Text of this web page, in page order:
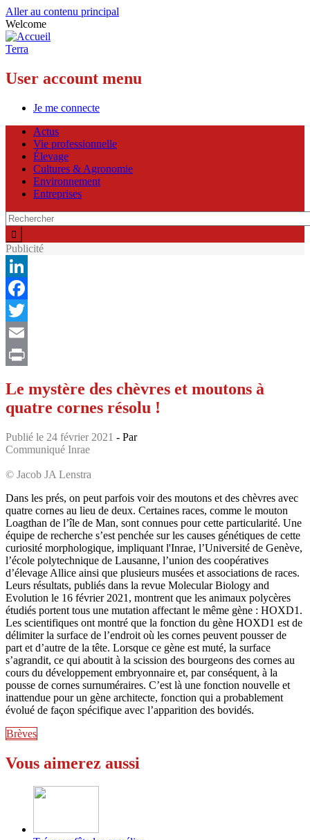
Aller au contenu principal
Welcome
Terra
User account menu
Je me connecte
Actus
Vie professionnelle
Élevage
Cultures & Agronomie
Environnement
Entreprises
Publicité
LinkedIn
Facebook
Twitter
Email
Le mystère des chèvres et moutons à
quatre cornes résolu !
Publié le 24 février 2021 - Par
Communiqué Inrae
© Jacob JA Lenstra
Dans les prés, on peut parfois voir des moutons et des chèvres avec
quatre cornes au lieu de deux. Certaines races, comme le mouton
Loagthan de l’île de Man, sont connues pour cette particularité. Une
équipe de recherche s’est penchée sur les causes génétiques de cette
curiosité morphologique, impliquant l'Inrae, l’Université de Genève,
l’école polytechnique de Lausanne, l’union des coopératives
d’élevage Allice ainsi que plusieurs musées et associations de races.
Leurs résultats, publiés dans la revue Molecular Biology and
Evolution le 16 février 2021, montrent que les animaux polycères
étudiés portent tous une mutation affectant le même gène : HOXD1.
Les scientifiques ont montré que la fonction du gène HOXD1 est de
délimiter la surface de l’endroit où les cornes peuvent pousser de
part et d’autre de la tête. Lorsque ce gène est muté, la surface
s’agrandit, ce qui aboutit à la scission des bourgeons des cornes au
cours du développement embryonnaire et, par conséquent, à la
pousse de cornes surnuméraires. C’est là une fonction nouvelle et
inattendue pour un gène architecte, fonction qui a probablement
évolué de façon spécifique avec l’apparition des bovidés.
Brèves
Vous aimerez aussi